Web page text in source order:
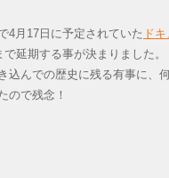
4月17日に予定されていた ド
で延期する事が決まりました。
んでの歴史に残る有事に、
ので残念！